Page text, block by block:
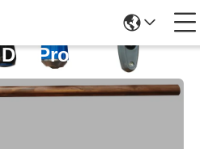
Prodotti